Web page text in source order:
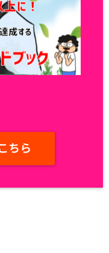
ちら